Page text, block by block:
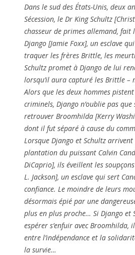
Dans le sud des États-Unis, deux
Sécession, le Dr King Schultz
chasseur de primes allemand, fait
Django [Jamie Foxx], un esclave
traquer les frères Brittle, les
Schultz promet à Django de lui
lorsqu’il aura capturé les Brittle –
Alors que les deux hommes
criminels, Django n’oublie pas
retrouver Broomhilda [Kerry
dont il fut séparé à cause du
Lorsque Django et Schultz arrivent
plantation du puissant Calvin
DiCaprio], ils éveillent les
L. Jackson], un esclave qui sert
confiance. Le moindre de leurs
désormais épié par une
plus en plus proche… Si Django et
espérer s’enfuir avec Broomhilda,
entre l’indépendance et la
la survie…